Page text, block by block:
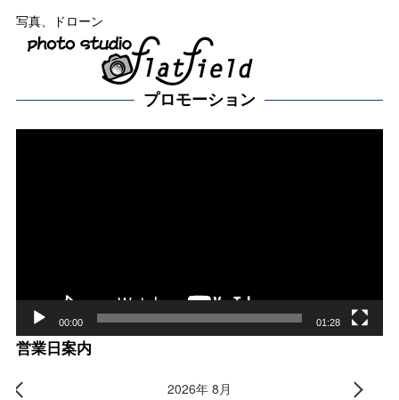
写真、ドローン
プロモーション
00:00 01:28
営業日案内
2026年 8月